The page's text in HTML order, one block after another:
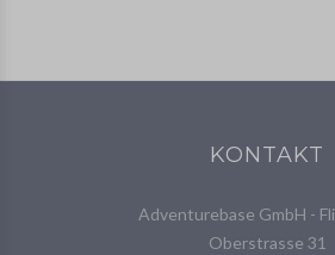
KONTAKT
Adventurebase GmbH -
Oberstrasse 31